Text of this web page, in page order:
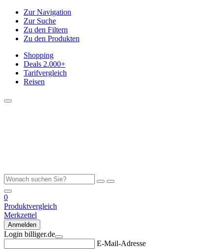
Zur Navigation
Zur Suche
Zu den Filtern
Zu den Produkten
Shopping
Deals 2.000+
Tarifvergleich
Reisen
0
Produktvergleich
Merkzettel
Anmelden
Login billiger.de
E-Mail-Adresse